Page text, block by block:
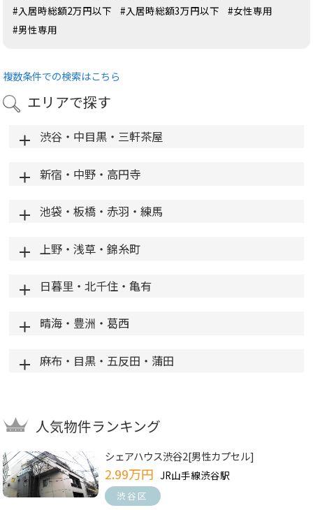
#入居時総額2万円以下
#入居時総額3万円以下
#女性専用
#男性専用
複数条件での検索はこちら
エリアで探す
渋谷・中目黒・三軒茶屋
新宿・中野・高円寺
池袋・板橋・赤羽・練馬
上野・浅草・錦糸町
日暮里・北千住・亀有
晴海・豊洲・葛西
麻布・目黒・五反田・蒲田
人気物件ランキング
シェアハウス渋谷2[男性カプセル]
2.99万円 JR山手線渋谷駅
渋谷区